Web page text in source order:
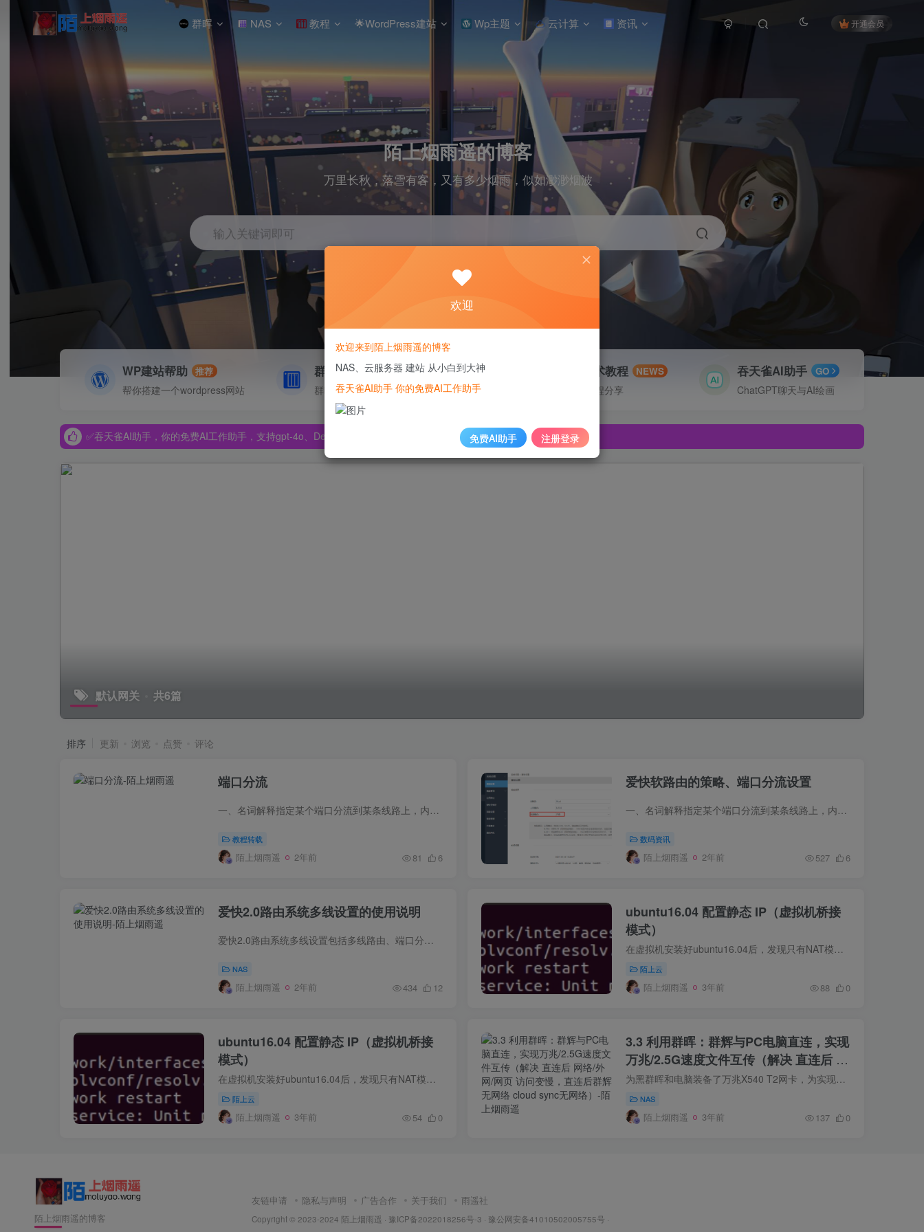
群晖 NAS 教程 🌟WordPress建站 Wp主题 云计算 资讯 开通会员
陌上烟雨遥的博客
万里长秋，落雪有客，又有多少烟雨，似如渺渺烟波
输入关键词即可
WP建站帮助 推荐
帮你搭建一个wordpress网站
群晖DDNS技术支持
群晖内网穿透、IPV6动态解析、DDNS
高质量技术教程 NEWS
NAS使用教程分享
吞天雀AI助手 GO
ChatGPT聊天与AI绘画
✅吞天雀AI助手，你的免费AI工作助手，支持gpt-4o、DeepSeek、Claude🔥🔥🔥🔥
✅吞天雀AI助手，你的免费AI工作助手，支持gpt-4o、DeepSeek、Claude🔥🔥🔥🔥
✅吞天雀AI助手，你的免费AI工作助手，支持gpt-4o、DeepSeek、Claude🔥🔥🔥🔥
默认网关 共6篇
排序 更新 浏览 点赞 评论
端口分流
一、名词解释指定某个端口分流到某条线路上，内网指定IP访问外网某些端口走特定的出口。 二、设置方法分两种分流方式1、外网线路选择协议，选择你要指定的线路，在源地址处写上你的指定IP地址。...
教程转载
陌上烟雨遥 2年前 81 6
爱快软路由的策略、端口分流设置
一、名词解释指定某个端口分流到某条线路上，内网指定IP访问外网某些端口走特定的出口。 二、设置方法分两种分流方式1、外网线路选择协议，选择你要指定的线路，在源地址处写上你的指定IP地址。...
数码资讯
陌上烟雨遥 2年前 527 6
爱快2.0路由系统多线设置的使用说明
爱快2.0路由系统多线设置包括多线路由、端口分流、协议分流以及域名分流。如果你想使用该功能，需要注意的是此处设置的前提是有两条或两条以上线路。如果你的网吧只有一条线路，那就不需要在此...
NAS
陌上烟雨遥 2年前 434 12
ubuntu16.04 配置静态 IP（虚拟机桥接
模式）
在虚拟机安装好ubuntu16.04后，发现只有NAT模式可以上网，而桥接模式不能上网，经过一番摸索总结方法如下：一、配置IP地址、默认网关、子网掩码命令：1. ifconfi...
陌上云
陌上烟雨遥 3年前 88 0
ubuntu16.04 配置静态 IP（虚拟机桥接
模式）
在虚拟机安装好ubuntu16.04后，发现只有NAT模式可以上网，而桥接模式不能上网，经过一番摸索总结方法如下：一、配置IP地址、默认网关、子网掩码命令：1. ifconfi...
陌上云
陌上烟雨遥 3年前 54 0
3.3 利用群晖：群辉与PC电脑直连，实现
万兆/2.5G速度文件互传（解决 直连后 网
络/外网/网页 访问变慢，直连后群辉无网
络 cloud sync无网络）
为黑群晖和电脑装备了万兆X540 T2网卡，为实现万兆速度的文件互传，决定将黑群晖直连PC，其需要注意的点有以下三点：为实现固定IP访问群辉，这里建议修改PC和群...
NAS
陌上烟雨遥 3年前 137 0
陌上烟雨遥的博客
友链申请 隐私与声明 广告合作 关于我们 雨遥社
Copyright © 2023-2024 陌上烟雨遥 · 豫ICP备2022018256号-3 · 豫公网安备41010502005755号 ·
欢迎
欢迎来到陌上烟雨遥的博客
NAS、云服务器 建站 从小白到大神
吞天雀AI助手 你的免费AI工作助手
免费AI助手 注册登录